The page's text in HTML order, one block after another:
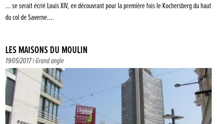
… se serait écrié Louis XIV, en découvrant pour la première fois le Kochersberg du haut
du col de Saverne….
LES MAISONS DU MOULIN
19/05/2017 |Grand angle